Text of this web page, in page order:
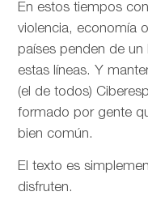
En estos tiempos
violencia, economía
países penden de
estas líneas. Y
(el de todos)
formado por gente
bien común.
El texto es
disfruten.